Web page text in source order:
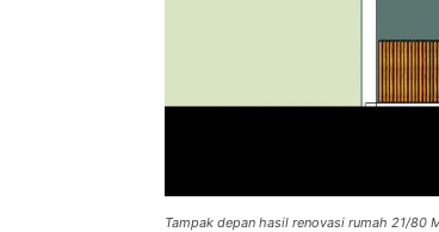
Tampak depan hasil renovasi rumah 21/80